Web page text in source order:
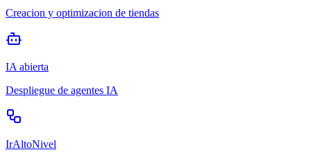
Creacion y optimizacion de tiendas
IA abierta
Despliegue de agentes IA
IrAltoNivel